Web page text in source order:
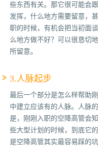
些东西有关。那它很可能会
发挥，什么地方需要留意，
职的时候，有机会把当初面
么地方做不好？可以很恳切
所留意。
3.人脉起步
最后一个部分是怎么样帮助
中建立应该有的人脉。人脉
是，刚刚入职的空降高管会
些大型计划的时候，到底它
是空降高管其实最容易踩的